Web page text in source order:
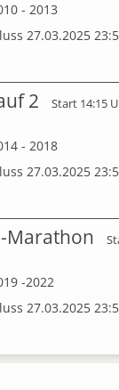
- 2013
27.03.2025
2 Start 14:15
- 2018
27.03.2025
Marathon
-2022
27.03.2025